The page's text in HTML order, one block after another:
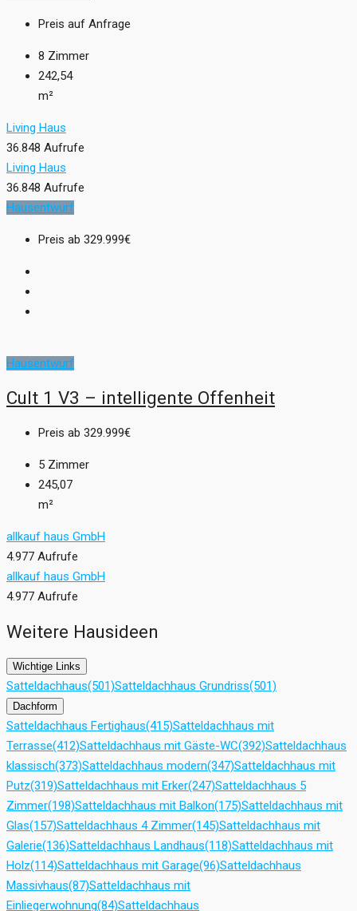
Preis auf Anfrage
8 Zimmer
242,54
m²
Living Haus
36.848 Aufrufe
Living Haus
36.848 Aufrufe
Hausentwurf
Preis ab 329.999€
Hausentwurf
Cult 1 V3 – intelligente Offenheit
Preis ab 329.999€
5 Zimmer
245,07
m²
allkauf haus GmbH
4.977 Aufrufe
allkauf haus GmbH
4.977 Aufrufe
Weitere Hausideen
Wichtige Links
Satteldachhaus(501)Satteldachhaus Grundriss(501)
Dachform
Satteldachhaus Fertighaus(415)Satteldachhaus mit
Terrasse(412)Satteldachhaus mit Gäste-WC(392)Satteldachhaus
klassisch(373)Satteldachhaus modern(347)Satteldachhaus mit
Putz(319)Satteldachhaus mit Erker(247)Satteldachhaus 5
Zimmer(198)Satteldachhaus mit Balkon(175)Satteldachhaus mit
Glas(157)Satteldachhaus 4 Zimmer(145)Satteldachhaus mit
Galerie(136)Satteldachhaus Landhaus(118)Satteldachhaus mit
Holz(114)Satteldachhaus mit Garage(96)Satteldachhaus
Massivhaus(87)Satteldachhaus mit
Einliegerwohnung(84)Satteldachhaus